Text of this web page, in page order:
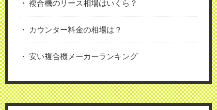
複合機のリース相場はいくら？
カウンター料金の相場は？
安い複合機メーカーランキング